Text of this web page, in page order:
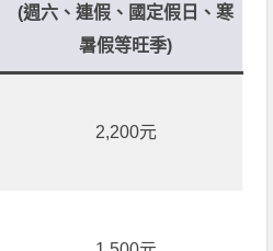
(週六、連假、國定假日、寒
暑假等旺季)
2,200元